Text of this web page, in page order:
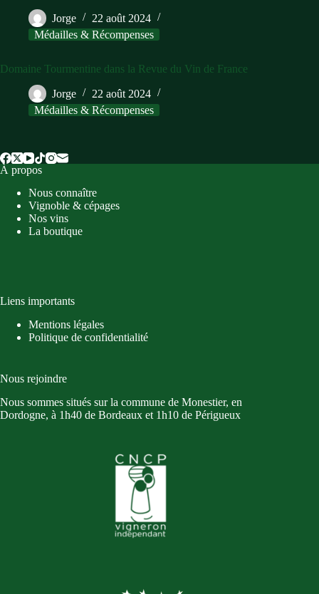
Jorge
22 août 2024
Médailles & Récompenses
Domaine Tourmentine dans la Revue du Vin de France
Jorge
22 août 2024
Médailles & Récompenses
À propos
Nous connaître
Vignoble & cépages
Nos vins
La boutique
Liens importants
Mentions légales
Politique de confidentialité
Nous rejoindre
Nous sommes situés sur la commune de Monestier, en
Dordogne, à 1h40 de Bordeaux et 1h10 de Périgueux